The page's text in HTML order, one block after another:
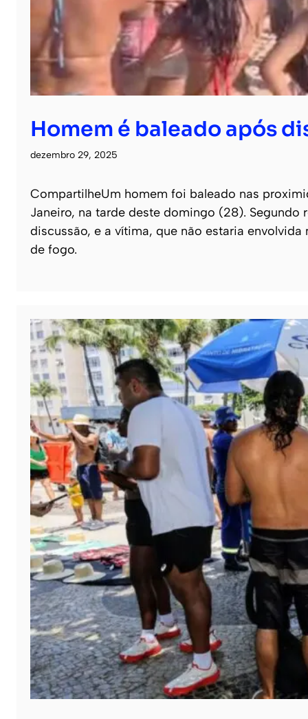
Homem é baleado após
dezembro 29, 2025
CompartilheUm homem foi baleado nas
Janeiro, na tarde deste domingo (28).
discussão, e a vítima, que não estaria
de fogo.